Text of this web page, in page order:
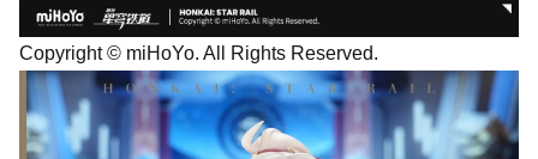
Copyright © miHoYo. All Rights Reserved.